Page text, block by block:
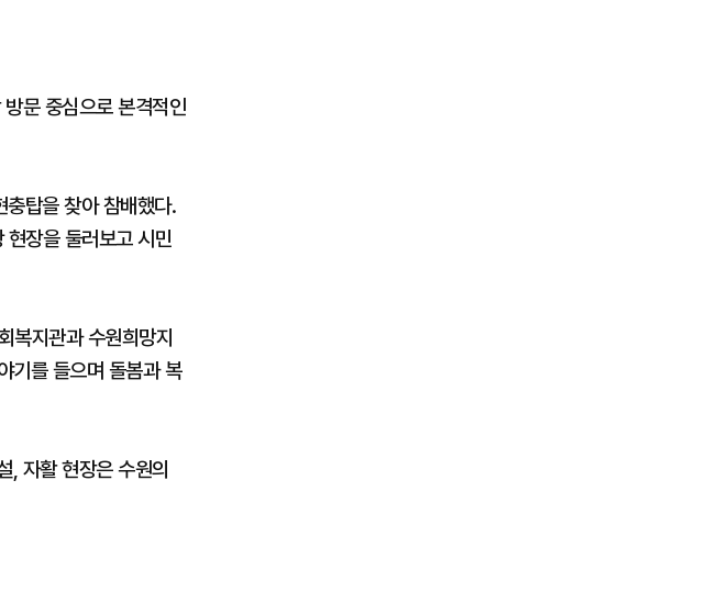
문 중심으로 본격적인
충탑을 찾아 참배했다.
현장을 둘러보고 시민
복지관과 수원희망지
기를 들으며 돌봄과 복
, 자활 현장은 수원의